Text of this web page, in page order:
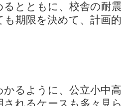
とともに、校舎の耐
も期限を決めて、計画
るように、公立小中
されるケースも多々見